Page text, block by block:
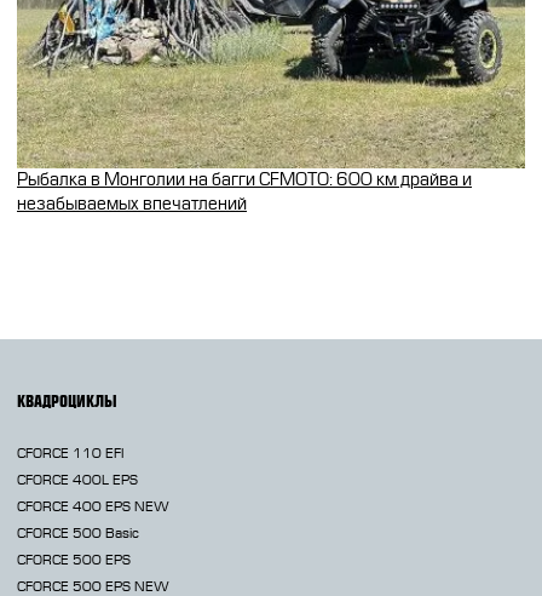
Рыбалка в Монголии на багги CFMOTO: 600 км драйва и
незабываемых впечатлений
КВАДРОЦИКЛЫ
CFORCE 110 EFI
CFORCE 400L EPS
CFORCE 400 EPS NEW
CFORCE 500 Basic
CFORCE 500 EPS
CFORCE 500 EPS NEW